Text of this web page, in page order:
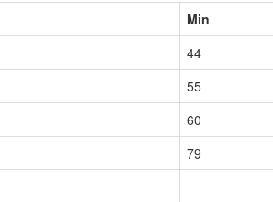
Min
44
55
60
79